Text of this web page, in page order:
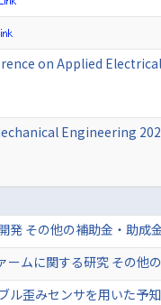
on Applied Electrical
Engineering
発 その他の補助金・助成
ムに関する研究 その他
歪みセンサを用いた予